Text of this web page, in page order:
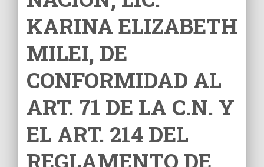
KARINA ELIZABETH
MILEI, DE
CONFORMIDAD AL
ART. 71 DE LA C.N. Y
EL ART. 214 DEL
REGLAMENTO DE